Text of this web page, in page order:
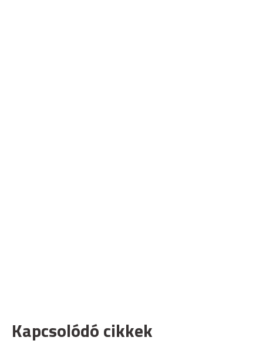
Kapcsolódó cikkek